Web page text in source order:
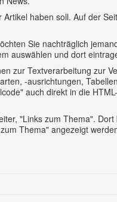
haben soll. Auf der
Sie nachträglich
auswählen und dort
zur Textverarbeitung zur
-ausrichtungen,
auch direkt in die
"Links zum Thema".
Thema" angezeigt